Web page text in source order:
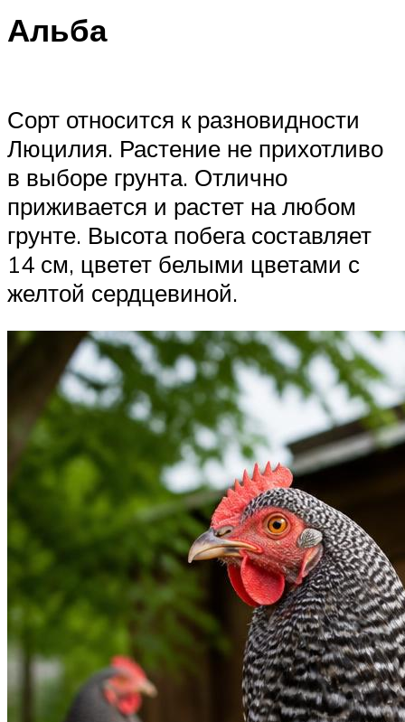
Альба
Сорт относится к разновидности
Люцилия. Растение не прихотливо
в выборе грунта. Отлично
приживается и растет на любом
грунте. Высота побега составляет
14 см, цветет белыми цветами с
желтой сердцевиной.